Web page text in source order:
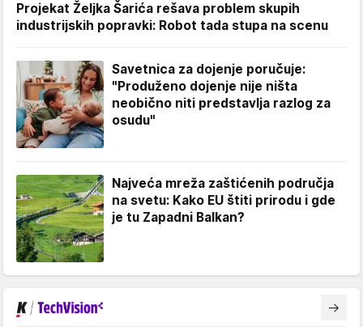
Projekat Željka Šarića rešava problem skupih
industrijskih popravki: Robot tada stupa na scenu
Savetnica za dojenje poručuje:
"Produženo dojenje nije ništa
neobično niti predstavlja razlog za
osudu"
Najveća mreža zaštićenih područja
na svetu: Kako EU štiti prirodu i gde
je tu Zapadni Balkan?